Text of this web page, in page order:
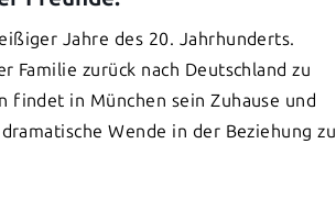
Jahre des 20. Jahrhunderts.
zurück nach Deutschland zu
in München sein Zuhause und
Wende in der Beziehung zu